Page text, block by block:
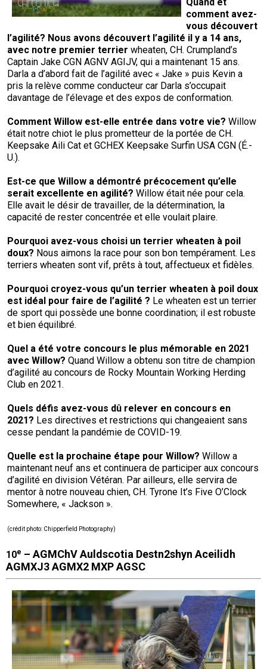
Quand et
comment avez-
vous découvert
l’agilité? Nous avons découvert l’agilité il y a 14 ans,
avec notre premier terrier wheaten, CH. Crumpland’s
Captain Jake CGN AGNV AGIJV, qui a maintenant 15 ans.
Darla a d’abord fait de l’agilité avec « Jake » puis Kevin a
pris la relève comme conducteur car Darla s’occupait
davantage de l’élevage et des expos de conformation.
Comment Willow est-elle entrée dans votre vie? Willow
était notre chiot le plus prometteur de la portée de CH.
Keepsake Aili Cat et GCHEX Keepsake Surfin USA CGN (É.-
U.).
Est-ce que Willow a démontré précocement qu’elle
serait excellente en agilité? Willow était née pour cela.
Elle avait le désir de travailler, de la détermination, la
capacité de rester concentrée et elle voulait plaire.
Pourquoi avez-vous choisi un terrier wheaten à poil
doux? Nous aimons la race pour son bon tempérament. Les
terriers wheaten sont vif, prêts à tout, affectueux et fidèles.
Pourquoi croyez-vous qu’un terrier wheaten à poil doux
est idéal pour faire de l’agilité ? Le wheaten est un terrier
de sport qui possède une bonne coordination; il est robuste
et bien équilibré.
Quel a été votre concours le plus mémorable en 2021
avec Willow? Quand Willow a obtenu son titre de champion
d’agilité au concours de Rocky Mountain Working Herding
Club en 2021.
Quels défis avez-vous dû relever en concours en
2021? Les directives et restrictions qui changeaient sans
cesse pendant la pandémie de COVID-19.
Quelle est la prochaine étape pour Willow? Willow a
maintenant neuf ans et continuera de participer aux concours
d’agilité en division Vétéran. Par ailleurs, elle servira de
mentor à notre nouveau chien, CH. Tyrone It’s Five O’Clock
Somewhere, « Jackson ».
(crédit photo: Chipperfield Photography)
10e – AGMChV Auldscotia Destn2shyn Aceilidh
AGMXJ3 AGMX2 MXP AGSC